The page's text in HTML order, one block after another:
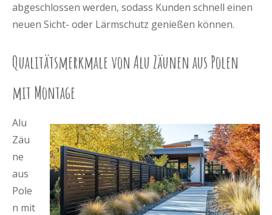
abgeschlossen werden, sodass Kunden schnell einen
neuen Sicht- oder Lärmschutz genießen können.
Qualitätsmerkmale von Alu Zäunen aus Polen
mit Montage
Alu
Zäu
ne
aus
Pole
n mit